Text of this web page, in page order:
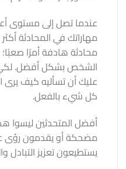
عندما تصل إلى مستوى
مهاراتك في المحادثة
محادثة هادفة أمرًا
الشخص بشكل أفضل.
عليك أن تسأليه كيف يرى
كل شيء بالفعل.
أفضل المتحدثين ليسوا
مضحكة أو يقدمون رؤى
يستطيعون تعزيز التبادل